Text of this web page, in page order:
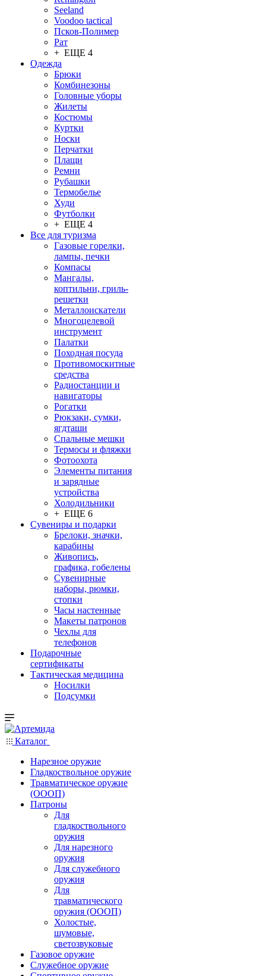
Seeland
Voodoo tactical
Псков-Полимер
Рат
+ ЕЩЕ 4
Одежда
Брюки
Комбинезоны
Головные уборы
Жилеты
Костюмы
Куртки
Носки
Перчатки
Плащи
Ремни
Рубашки
Термобелье
Худи
Футболки
+ ЕЩЕ 4
Все для туризма
Газовые горелки,
лампы, печки
Компасы
Мангалы,
коптильни, гриль-
решетки
Металлоискатели
Многоцелевой
инструмент
Палатки
Походная посуда
Противомоскитные
средства
Радиостанции и
навигаторы
Рогатки
Рюкзаки, сумки,
ягдташи
Спальные мешки
Термосы и фляжки
Фотоохота
Элементы питания
и зарядные
устройства
Холодильники
+ ЕЩЕ 6
Сувениры и подарки
Брелоки, значки,
карабины
Живопись,
графика, гобелены
Сувенирные
наборы, рюмки,
стопки
Часы настенные
Макеты патронов
Чехлы для
телефонов
Подарочные
сертификаты
Тактическая медицина
Носилки
Подсумки
Каталог
Нарезное оружие
Гладкоствольное оружие
Травматическое оружие
(ОООП)
Патроны
Для
гладкоствольного
оружия
Для нарезного
оружия
Для служебного
оружия
Для
травматического
оружия (ОООП)
Холостые,
шумовые,
светозвуковые
Газовое оружие
Служебное оружие